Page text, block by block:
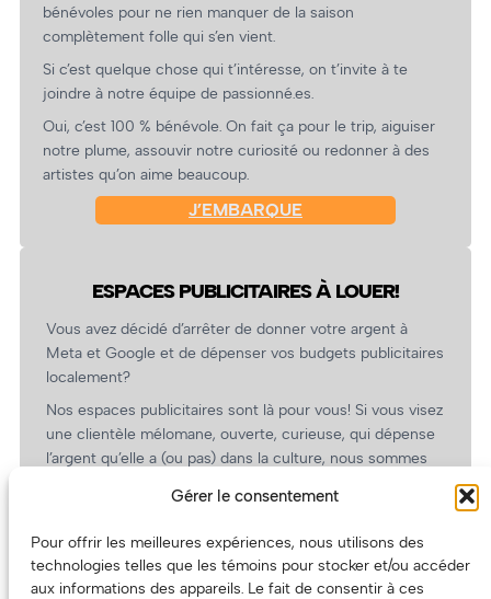
Gérer le consentement
Pour offrir les meilleures expériences, nous utilisons des
technologies telles que les témoins pour stocker et/ou accéder
aux informations des appareils. Le fait de consentir à ces
bénévoles pour ne rien manquer de la saison
complètement folle qui s’en vient.
Si c’est quelque chose qui t’intéresse, on t’invite à te
joindre à notre équipe de passionné.es.
Oui, c’est 100 % bénévole. On fait ça pour le trip, aiguiser
notre plume, assouvir notre curiosité ou redonner à des
artistes qu’on aime beaucoup.
J’EMBARQUE
ESPACES PUBLICITAIRES À LOUER!
Vous avez décidé d’arrêter de donner votre argent à
Meta et Google et de dépenser vos budgets publicitaires
localement?
Nos espaces publicitaires sont là pour vous! Si vous visez
une clientèle mélomane, ouverte, curieuse, qui dépense
l’argent qu’elle a (ou pas) dans la culture, nous sommes
revient.
(Oui, on va avoir des tarifs spéciaux pour vous, les